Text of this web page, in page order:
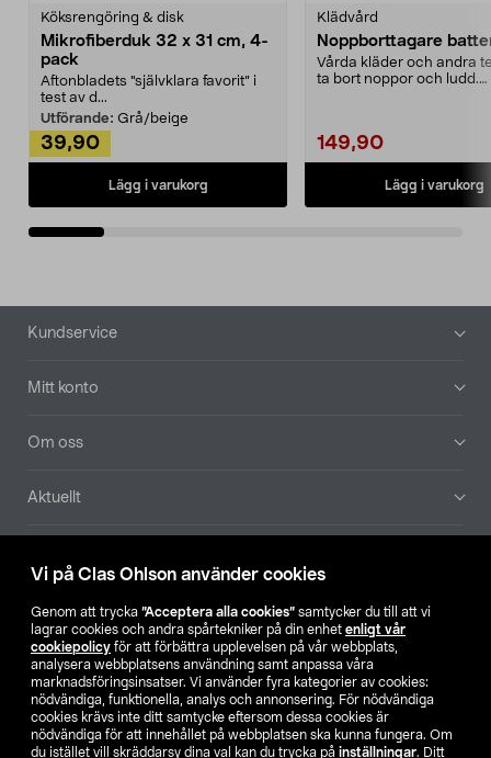
Vi på Clas Ohlson använder cookies
Genom att trycka ”Acceptera alla cookies” samtycker du till att vi
lagrar cookies och andra spårtekniker på din enhet enligt vår
cookiepolicy för att förbättra upplevelsen på vår webbplats,
analysera webbplatsens användning samt anpassa våra
marknadsföringsinsatser. Vi använder fyra kategorier av cookies:
nödvändiga, funktionella, analys och annonsering. För nödvändiga
cookies krävs inte ditt samtycke eftersom dessa cookies är
nödvändiga för att innehållet på webbplatsen ska kunna fungera. Om
du istället vill skräddarsy dina val kan du trycka på inställningar. Ditt
Köksrengöring & disk
Mikrofiberduk 32 x 31 cm, 4-
pack
Aftonbladets "självklara favorit” i
test av d...
Utförande: Grå/beige
39,90
Lägg i varukorg
Klädvård
Noppborttagare
Vårda kläder och andra
ta bort noppor och ludd.
149,90
Lägg i varukorg
Sidfot
Kundservice
Mitt konto
Om oss
Aktuellt
Hitta butik
SE NO FI